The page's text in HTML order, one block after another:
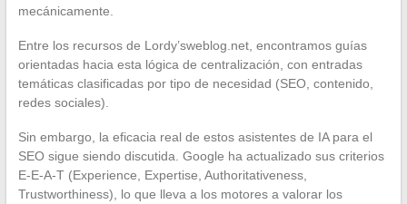
mecánicamente.
Entre los recursos de Lordy’sweblog.net, encontramos guías
orientadas hacia esta lógica de centralización, con entradas
temáticas clasificadas por tipo de necesidad (SEO, contenido,
redes sociales).
Sin embargo, la eficacia real de estos asistentes de IA para el
SEO sigue siendo discutida. Google ha actualizado sus criterios
E-E-A-T (Experience, Expertise, Authoritativeness,
Trustworthiness), lo que lleva a los motores a valorar los